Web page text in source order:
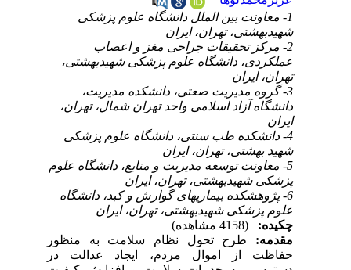
1- معاونت بین الملل دانشگاه علوم پزشکی
شهیدبهشتی، تهران، ایران
2- مرکز تحقیقات جراحی مغز و اعصاب
عملکردی، دانشگاه علوم پزشکی شهیدبهشتی،
تهران، ایران
3- گروه مدیریت صعتی، دانشکده مدیریت،
دانشگاه آزاد اسلامی واحد تهران شمال، تهران،
ایران
4- دانشکده طب سنتی، دانشگاه علوم پزشکی
شهید بهشتی، تهران، ایران
5- معاونت توسعه مدیریت و منابع، دانشگاه علوم
پزشکی شهیدبهشتی، تهران، ایران
6- پژوهشکده بیماریهای گوارش و کبد، دانشگاه
علوم پزشکی شهیدبهشتی، تهران، ایران
چکیده:
مقدمه:طرح تحول نظام سلامت به منظور
حفاظت از اموال مردم، ایجاد عدالت در